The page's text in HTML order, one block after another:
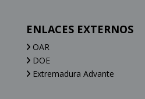
ENLACES EXTERNOS
OAR
DOE
Extremadura Advante